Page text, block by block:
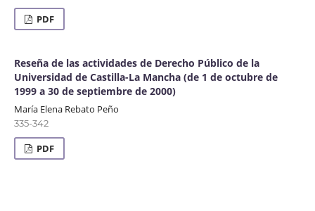
PDF
Reseña de las actividades de Derecho Público de la
Universidad de Castilla-La Mancha (de 1 de octubre de
1999 a 30 de septiembre de 2000)
María Elena Rebato Peño
335-342
PDF